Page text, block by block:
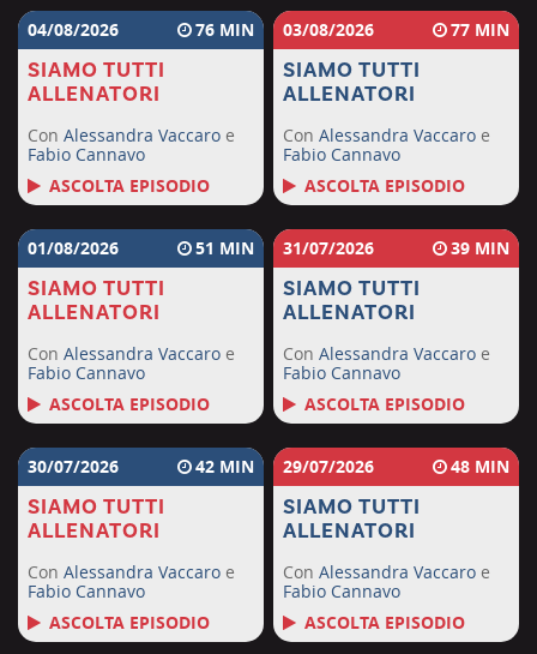
04/08/2026 76
SIAMO TUTTI
ALLENATORI
Con Alessandra Vaccaro e
Fabio Cannavo
ASCOLTA EPISODIO
03/08/2026 77
SIAMO TUTTI
ALLENATORI
ConAlessandra Vaccaro e
Fabio Cannavo
ASCOLTA EPISODIO
01/08/2026 51
SIAMO TUTTI
ALLENATORI
Con Alessandra Vaccaro e
Fabio Cannavo
ASCOLTA EPISODIO
31/07/2026 39
SIAMO TUTTI
ALLENATORI
ConAlessandra Vaccaro e
Fabio Cannavo
ASCOLTA EPISODIO
30/07/2026 42
SIAMO TUTTI
ALLENATORI
Con Alessandra Vaccaro e
Fabio Cannavo
ASCOLTA EPISODIO
29/07/2026 48
SIAMO TUTTI
ALLENATORI
ConAlessandra Vaccaro e
Fabio Cannavo
ASCOLTA EPISODIO